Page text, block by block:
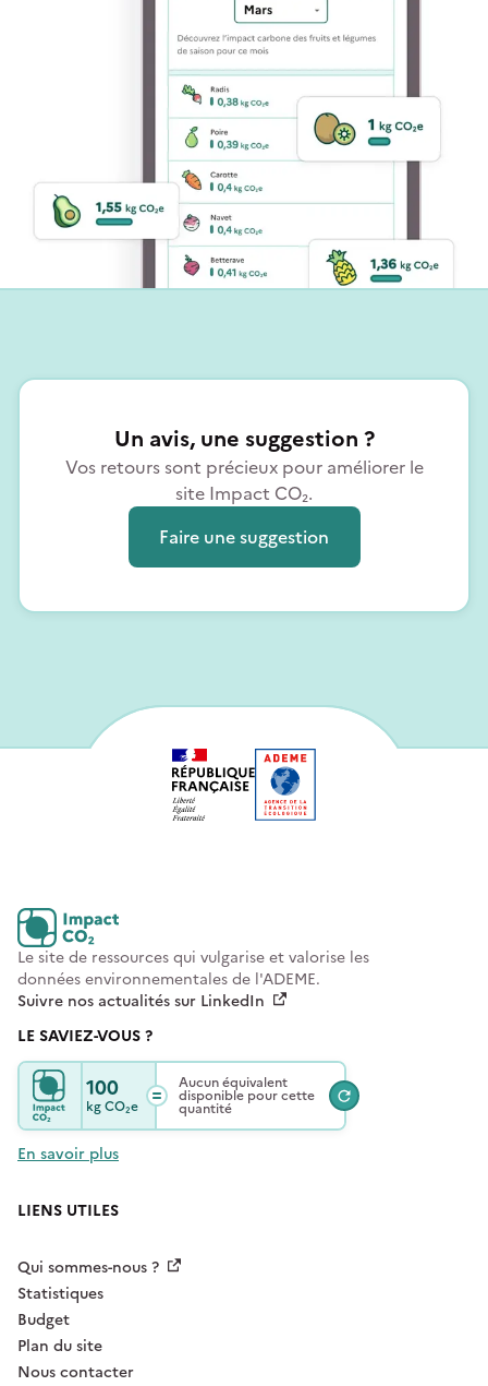
Un avis, une suggestion ?
Vos retours sont précieux pour améliorer le
site Impact CO₂.
Faire une suggestion
Le site de ressources qui vulgarise et valorise les
données environnementales de l'ADEME.
Suivre nos actualités sur LinkedIn
LE SAVIEZ-VOUS ?
100
kgCO₂e
Aucun équivalent
disponible pour cette
quantité
En savoir plus
LIENS UTILES
Qui sommes-nous ?
Statistiques
Budget
Plan du site
Nous contacter